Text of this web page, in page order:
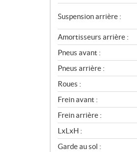
Suspension arrière :
Amortisseurs arrière :
Pneus avant :
Pneus arrière :
Roues :
Frein avant :
Frein arrière :
LxLxH :
Garde au sol :